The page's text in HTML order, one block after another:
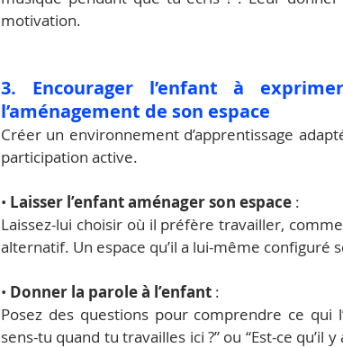
motivation.
3. Encourager l’enfant à
l’aménagement de son espace
Créer un environnement d’apprentissage
participation active.
• Laisser l’enfant aménager son espace :
Laissez-lui choisir où il préfère travailler,
alternatif. Un espace qu’il a lui-même configuré
• Donner la parole à l’enfant :
Posez des questions pour comprendre ce qui
sens-tu quand tu travailles ici ?” ou “Est-ce